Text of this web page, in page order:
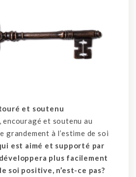
et soutenu
et soutenu au
grandement à l’estime de soi
est aimé et supporté par
plus facilement
soi positive, n’est-ce pas?